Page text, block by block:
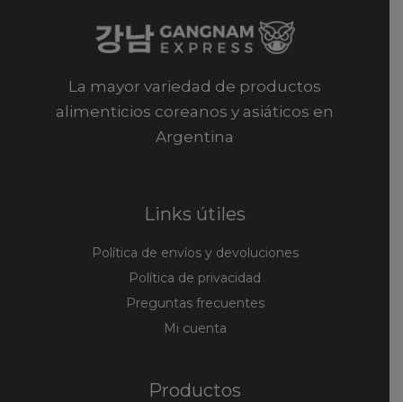
La mayor variedad de productos
alimenticios coreanos y asiáticos en
Argentina
Links útiles
Política de envíos y devoluciones
Política de privacidad
Preguntas frecuentes
Mi cuenta
Productos